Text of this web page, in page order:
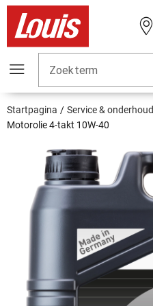
Zoekterm
Startpagina Service & onderhoud
Motorolie 4-takt 10W-40